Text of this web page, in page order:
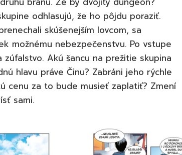
odhlasujú, že ho pôjdu poraziť.
skúšenejším lovcom, sa
možnému nebezpečenstvu. Po vstupe
Akú šancu na prežitie skupina
hlavu práve Činu? Zabráni jeho rýchle
cenu za to bude musieť zaplatiť? Zmení
sami.